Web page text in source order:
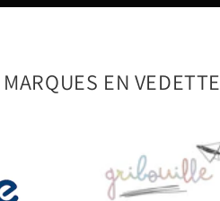
MARQUES EN VEDETTE